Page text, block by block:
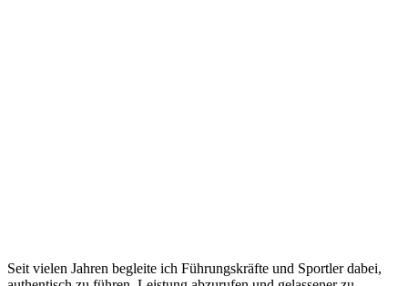
Seit vielen Jahren begleite ich Führungskräfte und Sportler dabei,